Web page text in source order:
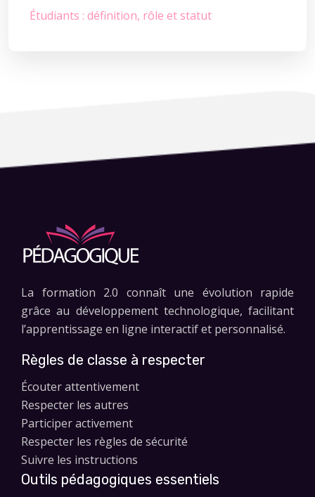
Étudiants : définition, rôle et statut
La formation 2.0 connaît une évolution rapide
grâce au développement technologique, facilitant
l’apprentissage en ligne interactif et personnalisé.
Règles de classe à respecter
Écouter attentivement
Respecter les autres
Participer activement
Respecter les règles de sécurité
Suivre les instructions
Outils pédagogiques essentiels